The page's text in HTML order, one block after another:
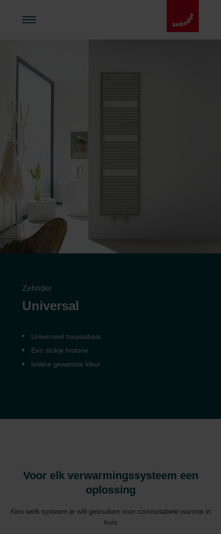
Zehnder
Universal
Universeel toepasbaar
Een stukje historie
Iedere gewenste kleur
Voor elk verwarmingssysteem een
oplossing
Kies welk systeem je wilt gebruiken voor comfortabele warmte in
huis